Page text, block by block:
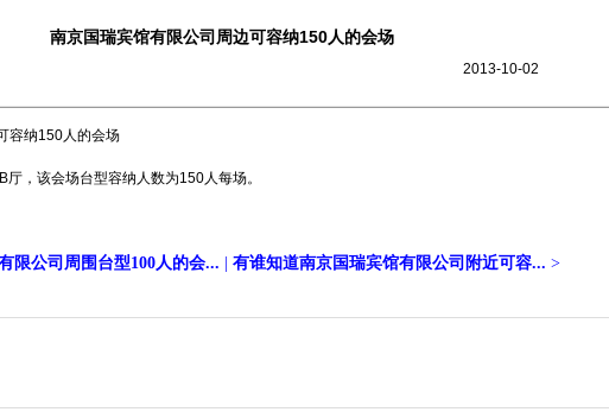
南京国瑞宾馆有限公司周边可容纳150人的会场
2013-10-02
容纳150人的会场
，该会场台型容纳人数为150人每场。
限公司周围台型100人的会... 有谁知道南京国瑞宾馆有限公司附近可容... >